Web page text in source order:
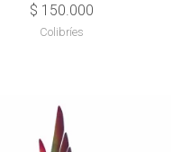
$ 150.000
Colibríes